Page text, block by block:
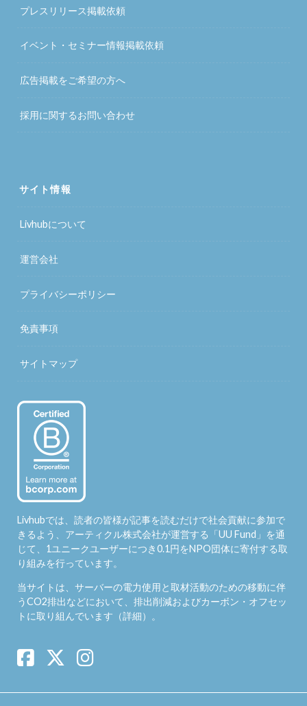
プレスリリース掲載依頼
イベント・セミナー情報掲載依頼
広告掲載をご希望の方へ
採用に関するお問い合わせ
サイト情報
Livhubについて
運営会社
プライバシーポリシー
免責事項
サイトマップ
Livhubでは、読者の皆様が記事を読むだけで社会貢献に参加で
きるよう、アーティクル株式会社が運営する「UU Fund 」を通
じて、1ユニークユーザーにつき0.1円をNPO団体に寄付する取
り組みを行っています。
当サイトは、サーバーの電力使用と取材活動のための移動に伴
うCO2排出などにおいて、排出削減およびカーボン・オフセッ
トに取り組んでいます（詳細）。